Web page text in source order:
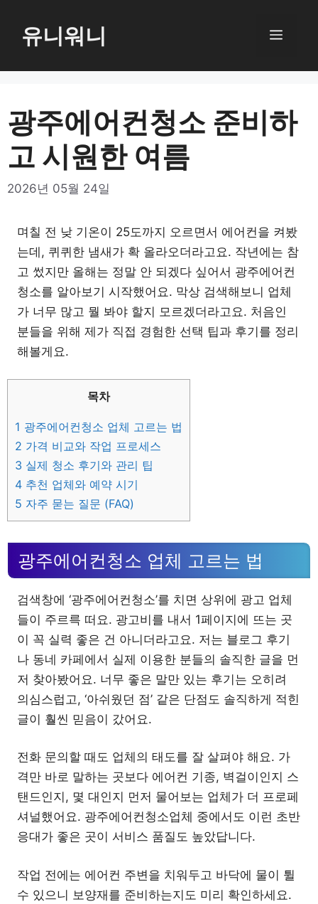
로
너
뛰
유니워니 메
광주에어컨청소 준비하
고 시원한 여름
2026년 05월 24일
며칠 전 낮 기온이 25도까지 오르면서 에어컨을 켜봤
는데, 퀴퀴한 냄새가 확 올라오더라고요. 작년에는 참
고 썼지만 올해는 정말 안 되겠다 싶어서 광주에어컨
청소를 알아보기 시작했어요. 막상 검색해보니 업체
가 너무 많고 뭘 봐야 할지 모르겠더라고요. 처음인
분들을 위해 제가 직접 경험한 선택 팁과 후기를 정리
해볼게요.
목차
1 광주에어컨청소 업체 고르는 법
2 가격 비교와 작업 프로세스
3 실제 청소 후기와 관리 팁
4 추천 업체와 예약 시기
5 자주 묻는 질문 (FAQ)
광주에어컨청소 업체 고르는 법
검색창에 ‘광주에어컨청소’를 치면 상위에 광고 업체
들이 주르륵 떠요. 광고비를 내서 1페이지에 뜨는 곳
이 꼭 실력 좋은 건 아니더라고요. 저는 블로그 후기
나 동네 카페에서 실제 이용한 분들의 솔직한 글을 먼
저 찾아봤어요. 너무 좋은 말만 있는 후기는 오히려
의심스럽고, ‘아쉬웠던 점’ 같은 단점도 솔직하게 적힌
글이 훨씬 믿음이 갔어요.
전화 문의할 때도 업체의 태도를 잘 살펴야 해요. 가
격만 바로 말하는 곳보다 에어컨 기종, 벽걸이인지 스
탠드인지, 몇 대인지 먼저 물어보는 업체가 더 프로페
셔널했어요. 광주에어컨청소업체 중에서도 이런 초반
응대가 좋은 곳이 서비스 품질도 높았답니다.
작업 전에는 에어컨 주변을 치워두고 바닥에 물이 튈
수 있으니 보양재를 준비하는지도 미리 확인하세요.